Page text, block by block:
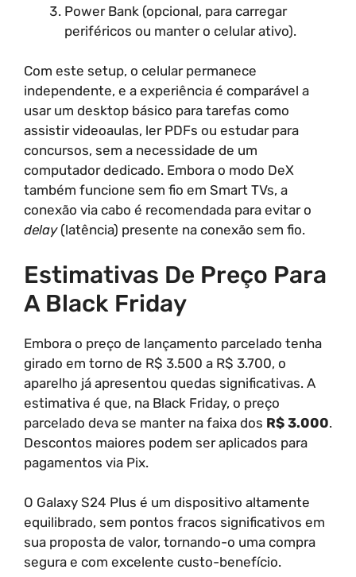
Power Bank (opcional, para carregar
periféricos ou manter o celular ativo).
Com este setup, o celular permanece
independente, e a experiência é comparável a
usar um desktop básico para tarefas como
assistir videoaulas, ler PDFs ou estudar para
concursos, sem a necessidade de um
computador dedicado. Embora o modo DeX
também funcione sem fio em Smart TVs, a
conexão via cabo é recomendada para evitar o
delay(latência) presente na conexão sem fio.
Estimativas De Preço Para
A Black Friday
Embora o preço de lançamento parcelado tenha
girado em torno de R$ 3.500 a R$ 3.700, o
aparelho já apresentou quedas significativas. A
estimativa é que, na Black Friday, o preço
parcelado deva se manter na faixa dos R$ 3.000.
Descontos maiores podem ser aplicados para
pagamentos via Pix.
O Galaxy S24 Plus é um dispositivo altamente
equilibrado, sem pontos fracos significativos em
sua proposta de valor, tornando-o uma compra
segura e com excelente custo-benefício.